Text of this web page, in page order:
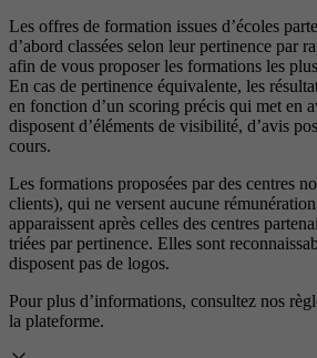
Les offres de formation issues d’écoles
d’abord classées selon leur pertinence par
afin de vous proposer les formations les
En cas de pertinence équivalente, les
en fonction d’un scoring précis qui met en
disposent d’éléments de visibilité, d’avis
cours.
Les formations proposées par des centres
clients), qui ne versent aucune
apparaissent après celles des centres
triées par pertinence. Elles sont
disposent pas de logos.
Pour plus d’informations, consultez nos
la plateforme.